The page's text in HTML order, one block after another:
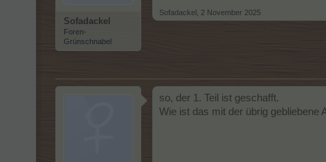
Sofadackel
Foren-
Grünschnabel
Sofadackel 2 November 2025
so, der 1. Teil ist geschafft.
Wie ist das mit der übrig gebliebene